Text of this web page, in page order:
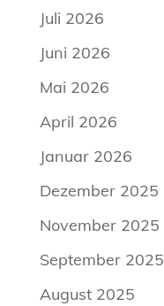
Juli 2026
Juni 2026
Mai 2026
April 2026
Januar 2026
Dezember 2025
November 2025
September 2025
August 2025